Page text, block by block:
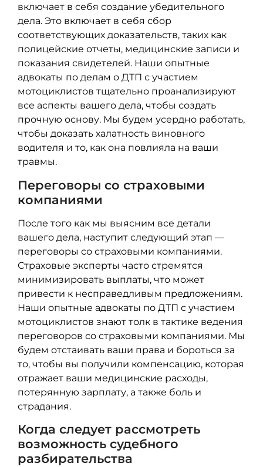
включает в себя создание убедительного
дела. Это включает в себя сбор
соответствующих доказательств, таких как
полицейские отчеты, медицинские записи и
показания свидетелей. Наши опытные
адвокаты по делам о ДТП с участием
мотоциклистов тщательно проанализируют
все аспекты вашего дела, чтобы создать
прочную основу. Мы будем усердно работать,
чтобы доказать халатность виновного
водителя и то, как она повлияла на ваши
травмы.
Переговоры со страховыми
компаниями
После того как мы выясним все детали
вашего дела, наступит следующий этап —
переговоры со страховыми компаниями.
Страховые эксперты часто стремятся
минимизировать выплаты, что может
привести к несправедливым предложениям.
Наши опытные адвокаты по ДТП с участием
мотоциклистов знают толк в тактике ведения
переговоров со страховыми компаниями. Мы
будем отстаивать ваши права и бороться за
то, чтобы вы получили компенсацию, которая
отражает ваши медицинские расходы,
потерянную зарплату, а также боль и
страдания.
Когда следует рассмотреть
возможность судебного
разбирательства